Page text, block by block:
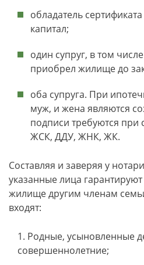
обладатель
капитал;
один супруг, в том
приобрел жилище до
оба супруга. При
муж, и жена являются
подписи требуются при
ЖСК, ДДУ, ЖНК, ЖК.
Составляя и заверяя у
указанные лица
жилище другим членам
входят:
Родные, усыновленные
совершеннолетние;